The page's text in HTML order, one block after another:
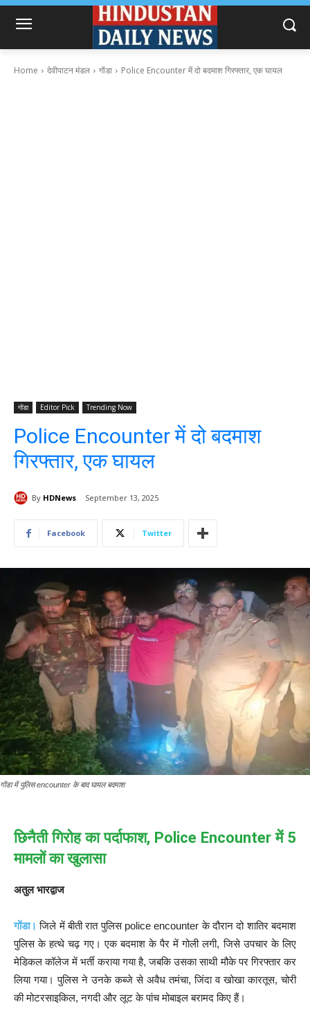
Home देवीपाटन मंडल गोंडा Police Encounter में दो बदमाश गिरफ्तार, एक घायल
गोंडा Editor Pick Trending Now
Police Encounter में दो बदमाश
गिरफ्तार, एक घायल
By HDNews September 13, 2025
Facebook Twitter
गोंडा में पुलिस encounter के बाद घायल बदमाश
छिनैती गिरोह का पर्दाफाश, Police Encounter में 5
मामलों का खुलासा
अतुल भारद्वाज
गोंडा। जिले में बीती रात पुलिस police encounter के दौरान दो शातिर बदमाश
पुलिस के हत्थे चढ़ गए। एक बदमाश के पैर में गोली लगी, जिसे उपचार के लिए
मेडिकल कॉलेज में भर्ती कराया गया है, जबकि उसका साथी मौके पर गिरफ्तार कर
लिया गया। पुलिस ने उनके कब्जे से अवैध तमंचा, जिंदा व खोखा कारतूस, चोरी
की मोटरसाइकिल, नगदी और लूट के पांच मोबाइल बरामद किए हैं।